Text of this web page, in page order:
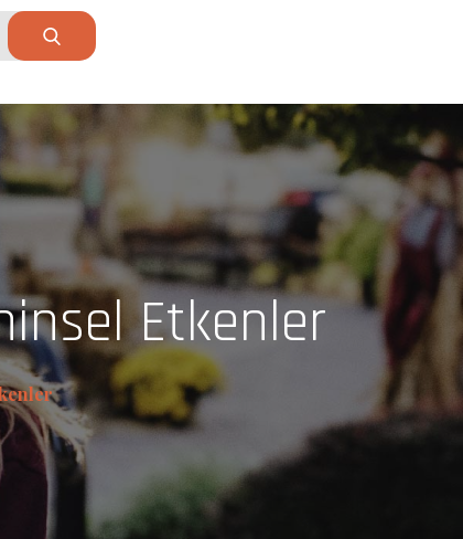
Etkenler